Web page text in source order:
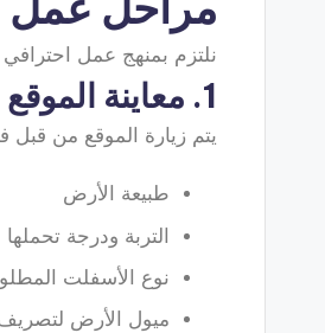
نلتزم بمنهج عمل احترافي
1. معاينة الموقع
يتم زيارة الموقع من
طبيعة الأرض
التربة ودرجة تحملها
نوع الأسفلت
ميول الأرض لتصريف